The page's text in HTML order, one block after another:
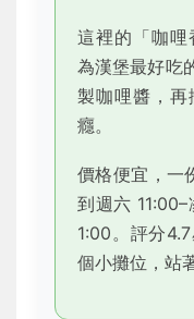
這裡的「咖
為漢堡最好吃
製咖哩醬，再
癮。
價格便宜，一
到週六
1:00。評分
個小攤位，站